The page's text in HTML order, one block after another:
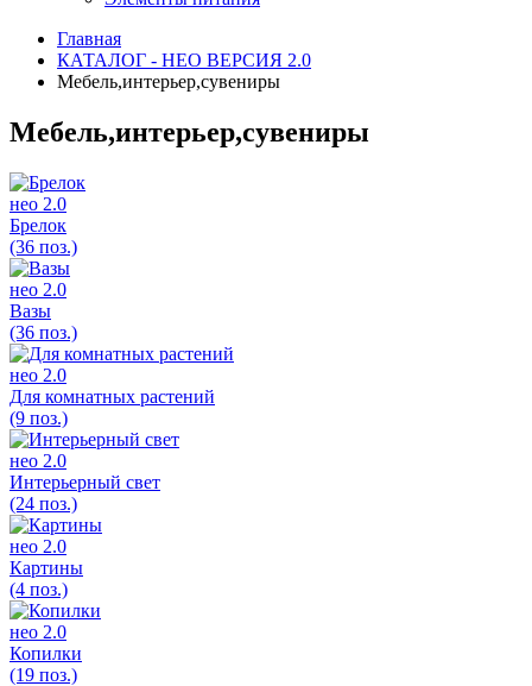
Главная
КАТАЛОГ - НЕО ВЕРСИЯ 2.0
Мебель,интерьер,сувениры
Мебель,интерьер,сувениры
нео 2.0
Брелок
(36 поз.)
нео 2.0
Вазы
(36 поз.)
нео 2.0
Для комнатных растений
(9 поз.)
нео 2.0
Интерьерный свет
(24 поз.)
нео 2.0
Картины
(4 поз.)
нео 2.0
Копилки
(19 поз.)